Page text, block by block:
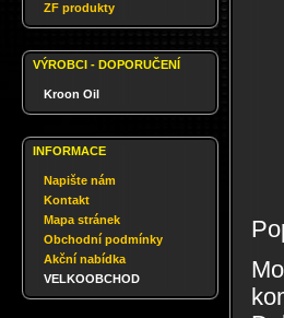
ZF produkty
VÝROBCI - DOPORUČENÍ
Kroon Oil
INFORMACE
Napište nám
Kontakt
Mapa stránek
Obchodní podmínky
Akční nabídka
VELKOOBCHOD